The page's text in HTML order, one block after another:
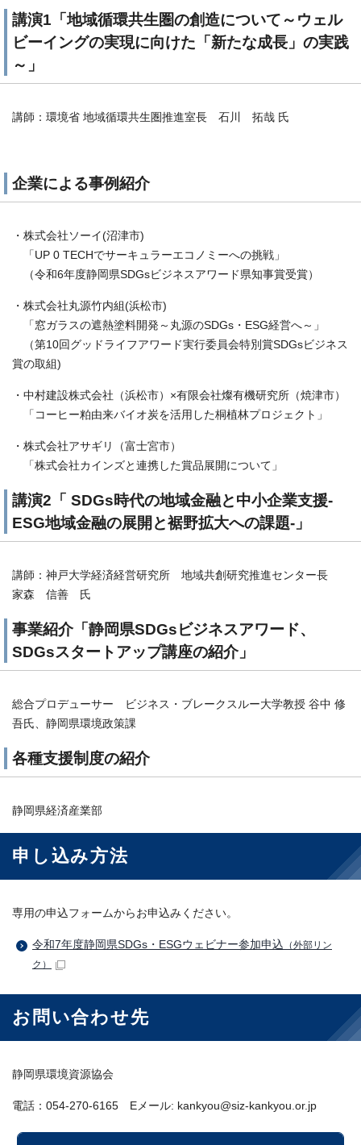
講演1「地域循環共生圏の創造について～ウェル
ビーイングの実現に向けた「新たな成長」の実践
～」
講師：環境省 地域循環共生圏推進室長 石川 拓哉 氏
企業による事例紹介
・株式会社ソーイ(沼津市)
「UP 0 TECHでサーキュラーエコノミーへの挑戦」
（令和6年度静岡県SDGsビジネスアワード県知事賞受賞）
・株式会社丸源竹内組(浜松市)
「窓ガラスの遮熱塗料開発～丸源のSDGs・ESG経営へ～」
（第10回グッドライフアワード実行委員会特別賞SDGsビジネス
賞の取組)
・中村建設株式会社（浜松市）×有限会社燦有機研究所（焼津市）
「コーヒー粕由来バイオ炭を活用した桐植林プロジェクト」
・株式会社アサギリ（富士宮市）
「株式会社カインズと連携した賞品展開について」
講演2「 SDGs時代の地域金融と中小企業支援-
ESG地域金融の展開と裾野拡大への課題-」
講師：神戸大学経済経営研究所 地域共創研究推進センター長
家森 信善 氏
事業紹介「静岡県SDGsビジネスアワード、
SDGsスタートアップ講座の紹介」
総合プロデューサー ビジネス・ブレークスルー大学教授 谷中 修
吾氏、静岡県環境政策課
各種支援制度の紹介
静岡県経済産業部
申し込み方法
専用の申込フォームからお申込みください。
令和7年度静岡県SDGs・ESGウェビナー参加申込 （外部リン
ク）
お問い合わせ先
静岡県環境資源協会
電話：054-270-6165 Eメール: kankyou@siz-kankyou.or.jp